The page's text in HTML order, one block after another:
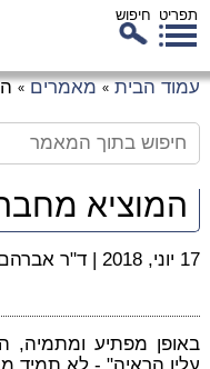
תפריט חיפוש
עמוד הבית » מאמרים »
המוציא
17 יוני, 2018 | ד"ר
באופן מפתיע ומתמיה,
עליו הראיה" - לא תמיד